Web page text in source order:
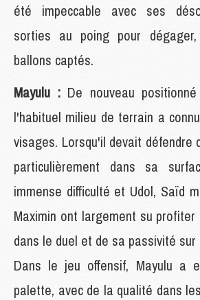
été impeccable avec ses
sorties au poing pour
ballons captés.
Mayulu : De nouveau
l'habituel milieu de terrain a
visages. Lorsqu'il devait défendre
particulièrement dans sa
immense difficulté et Udol, Saïd
Maximin ont largement su
dans le duel et de sa passivité sur
Dans le jeu offensif, Mayulu a
palette, avec de la qualité dans